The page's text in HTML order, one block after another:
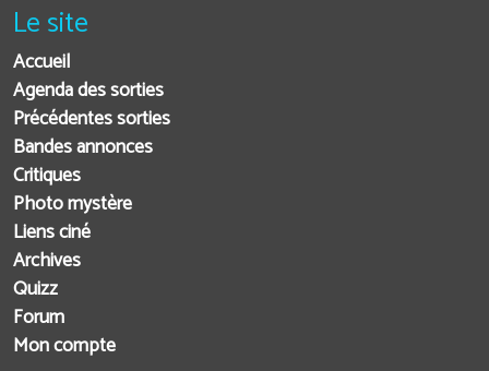
Le site
Accueil
Agenda des sorties
Précédentes sorties
Bandes annonces
Critiques
Photo mystère
Liens ciné
Archives
Quizz
Forum
Mon compte